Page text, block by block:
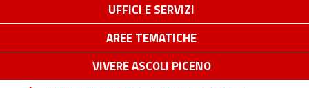
UFFICI E SERVIZI
AREE TEMATICHE
VIVERE ASCOLI PICENO